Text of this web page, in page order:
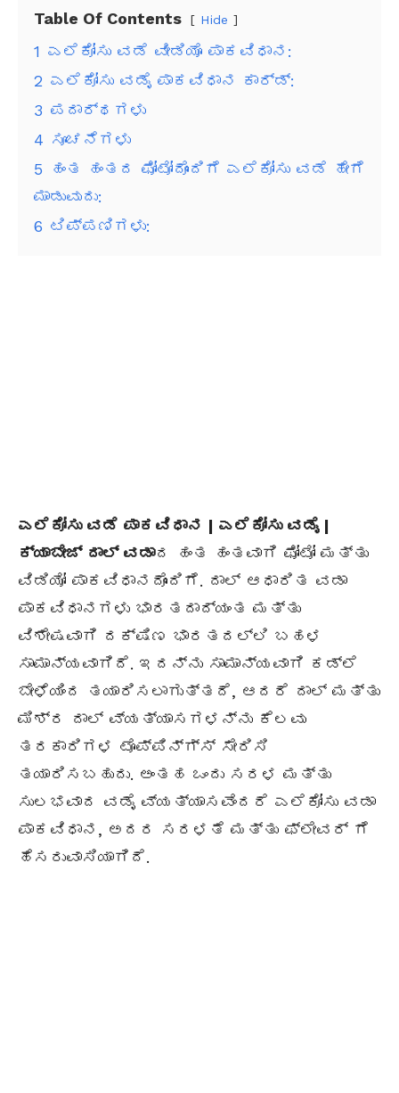
Table Of Contents Hide
1 ಎಲೆಕೋಸು ವಡೆ ವೀಡಿಯೊ ಪಾಕವಿಧಾನ:
2 ಎಲೆಕೋಸು ವಡೈ ಪಾಕವಿಧಾನ ಕಾರ್ಡ್:
3 ಪದಾರ್ಥಗಳು
4 ಸೂಚನೆಗಳು
5
ಹಂತ ಹಂತದ ಫೋಟೋದೊಂದಿಗೆ ಎಲೆಕೋಸು ವಡೆ ಹೇಗೆ
ಮಾಡುವುದು:
6 ಟಿಪ್ಪಣಿಗಳು:
ಎಲೆಕೋಸು ವಡೆ ಪಾಕವಿಧಾನ | ಎಲೆಕೋಸು ವಡೈ |
ಕ್ಯಾಬೇಜ್ ದಾಲ್ ವಡಾದ ಹಂತ ಹಂತವಾಗಿ ಫೋಟೋ ಮತ್ತು
ವಿಡಿಯೋ ಪಾಕವಿಧಾನದೊಂದಿಗೆ. ದಾಲ್ ಆಧಾರಿತ ವಡಾ
ಪಾಕವಿಧಾನಗಳು ಭಾರತದಾದ್ಯಂತ ಮತ್ತು
ವಿಶೇಷವಾಗಿ ದಕ್ಷಿಣ ಭಾರತದಲ್ಲಿ ಬಹಳ
ಸಾಮಾನ್ಯವಾಗಿದೆ. ಇದನ್ನು ಸಾಮಾನ್ಯವಾಗಿ ಕಡ್ಲೆ
ಬೇಳೆಯಿಂದ ತಯಾರಿಸಲಾಗುತ್ತದೆ, ಆದರೆ ದಾಲ್ ಮತ್ತು
ಮಿಶ್ರ ದಾಲ್ ವ್ಯತ್ಯಾಸಗಳನ್ನು ಕೆಲವು
ತರಕಾರಿಗಳ ಟೊಪ್ಪಿನ್ಗ್ಸ್ ಸೇರಿಸಿ
ತಯಾರಿಸಬಹುದು. ಅಂತಹ ಒಂದು ಸರಳ ಮತ್ತು
ಸುಲಭವಾದ ವಡೈ ವ್ಯತ್ಯಾಸವೆಂದರೆ ಎಲೆಕೋಸು ವಡಾ
ಪಾಕವಿಧಾನ, ಅದರ ಸರಳತೆ ಮತ್ತು ಫ್ಲೇವರ್ ಗೆ
ಹೆಸರುವಾಸಿಯಾಗಿದೆ.